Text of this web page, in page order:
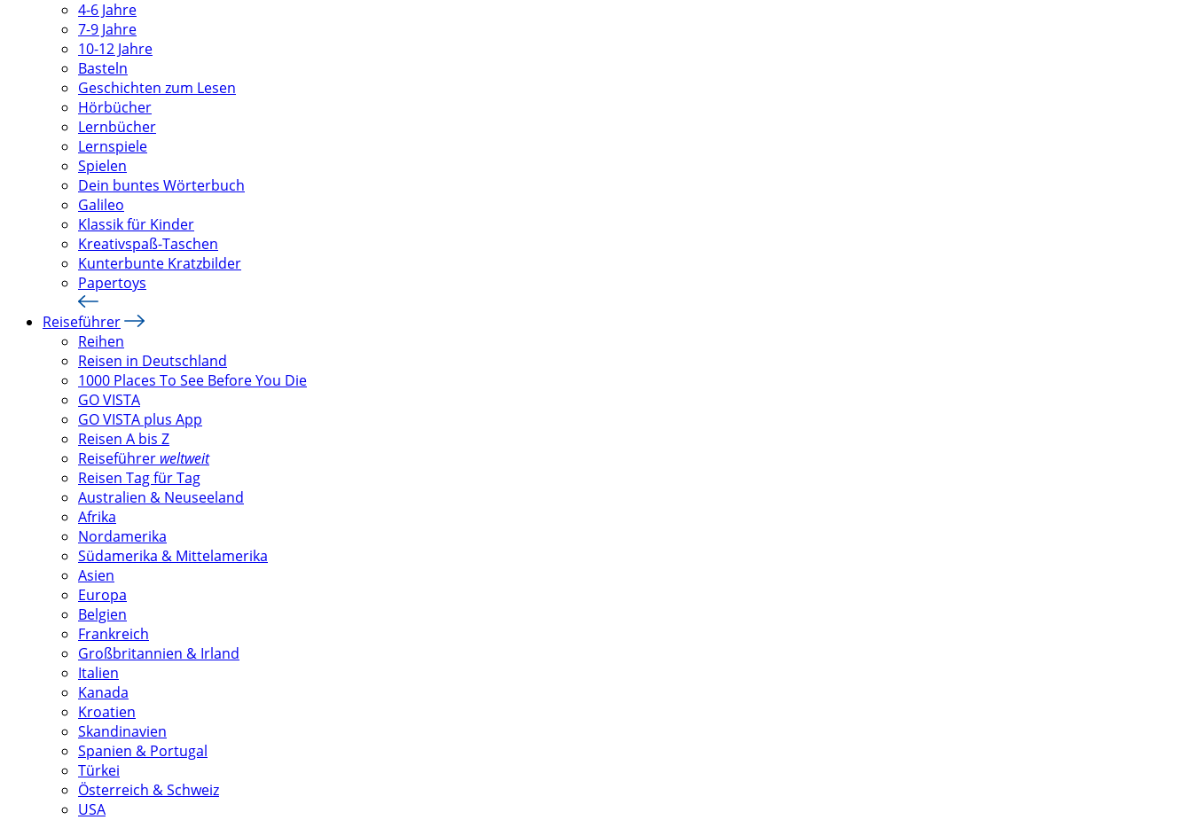
4-6 Jahre
7-9 Jahre
10-12 Jahre
Basteln
Geschichten zum Lesen
Hörbücher
Lernbücher
Lernspiele
Spielen
Dein buntes Wörterbuch
Galileo
Klassik für Kinder
Kreativspaß-Taschen
Kunterbunte Kratzbilder
Papertoys
Reiseführer
Reihen
Reisen in Deutschland
1000 Places To See Before You Die
GO VISTA
GO VISTA plus App
Reisen A bis Z
Reiseführer weltweit
Reisen Tag für Tag
Australien & Neuseeland
Afrika
Nordamerika
Südamerika & Mittelamerika
Asien
Europa
Belgien
Frankreich
Großbritannien & Irland
Italien
Kanada
Kroatien
Skandinavien
Spanien & Portugal
Türkei
Österreich & Schweiz
USA